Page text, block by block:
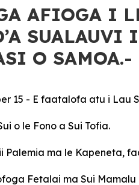
AFIOGA I
O
15 - E faatalofa atu i Lau
o le Fono a Sui Tofia.
Palemia ma le Kapeneta,
Fetalai ma Sui